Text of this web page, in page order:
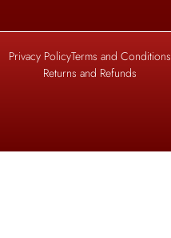
Privacy PolicyTerms and Conditions
Returns and Refunds